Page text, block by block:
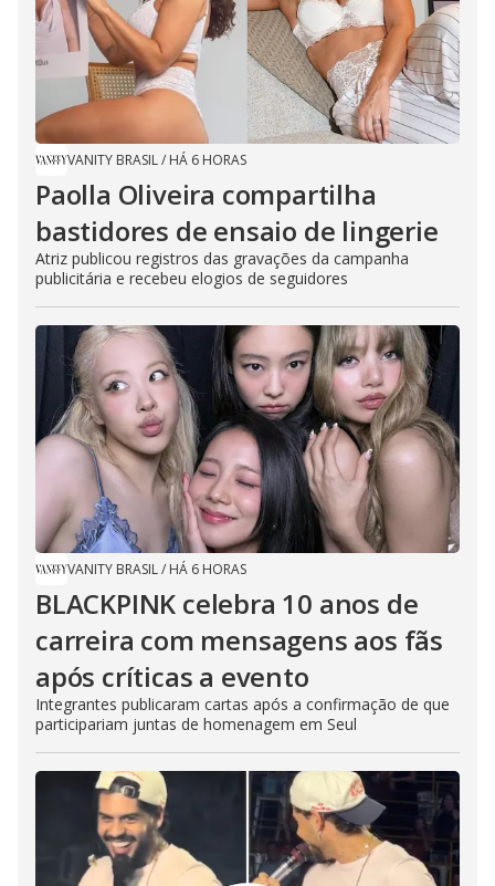
VANITY BRASIL/ HÁ 6 HORAS
Paolla Oliveira compartilha
bastidores de ensaio de lingerie
Atriz publicou registros das gravações da campanha
publicitária e recebeu elogios de seguidores
VANITY BRASIL/ HÁ 6 HORAS
BLACKPINK celebra 10 anos de
carreira com mensagens aos fãs
após críticas a evento
Integrantes publicaram cartas após a confirmação de que
participariam juntas de homenagem em Seul